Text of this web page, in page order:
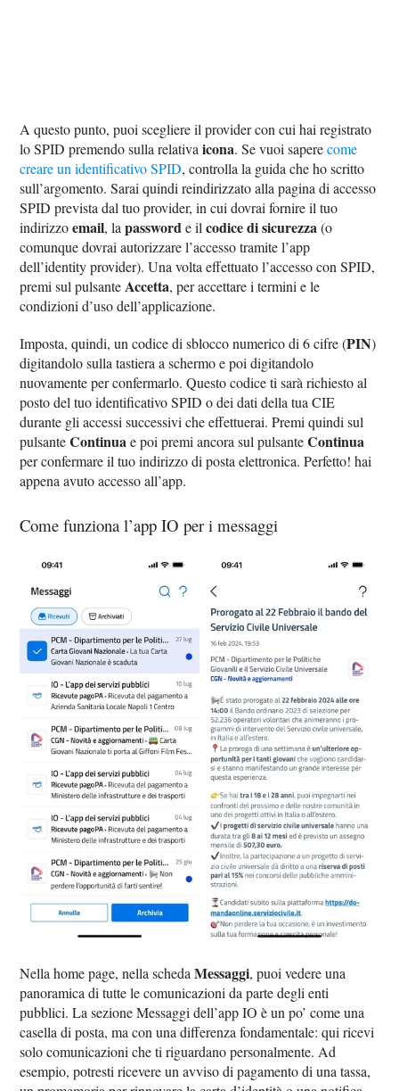
A questo punto, puoi scegliere il provider con cui hai registrato
lo SPID premendo sulla relativaicona. Se vuoi saperecome
creare un identificativo SPID, controlla la guida che ho scritto
sull’argomento. Sarai quindi reindirizzato alla pagina di accesso
SPID prevista dal tuo provider, in cui dovrai fornire il tuo
indirizzoemail, lapassworde ilcodice di sicurezza(o
comunque dovrai autorizzare l’accesso tramite l’app
dell’identity provider). Una volta effettuato l’accesso con SPID,
premi sul pulsante Accetta, per accettare i termini e le
condizioni d’uso dell’applicazione.
Imposta, quindi, un codice di sblocco numerico di 6 cifre (PIN)
digitandolo sulla tastiera a schermo e poi digitandolo
nuovamente per confermarlo. Questo codice ti sarà richiesto al
posto del tuo identificativo SPID o dei dati della tua CIE
durante gli accessi successivi che effettuerai. Premi quindi sul
pulsanteContinuae poi premi ancora sul pulsanteContinua
per confermare il tuo indirizzo di posta elettronica. Perfetto! hai
appena avuto accesso all’app.
Come funziona l’app IO per i messaggi
Nella home page, nella schedaMessaggi, puoi vedere una
panoramica di tutte le comunicazioni da parte degli enti
pubblici. La sezione Messaggi dell’app IO è un po’ come una
casella di posta, ma con una differenza fondamentale: qui ricevi
solo comunicazioni che ti riguardano personalmente. Ad
esempio, potresti ricevere un avviso di pagamento di una tassa,